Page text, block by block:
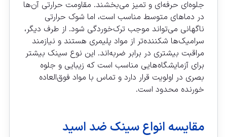
جلوه‌ای حرفه‌ای و تمیز می‌بخشند. مقاومت حرارتی آن‌ها
در دماهای متوسط مناسب است، اما شوک حرارتی
ناگهانی می‌تواند موجب ترک‌خوردگی شود. از طرف دیگر،
سرامیک‌ها شکننده‌تر از مواد پلیمری هستند و نیازمند
مراقبت بیشتری در برابر ضربه‌اند. این نوع سینک بیشتر
برای آزمایشگاه‌هایی مناسب است که زیبایی و جلوه
بصری در اولویت قرار دارد و تماس با مواد فوق‌العاده
خورنده محدود است.
مقایسه انواع سینک ضد اسید